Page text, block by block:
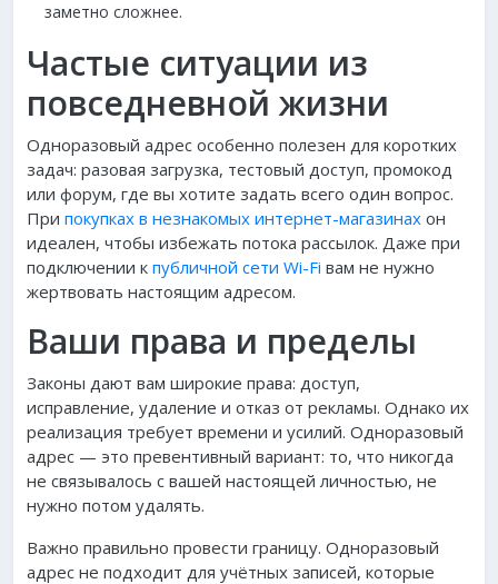
заметно сложнее.
Частые ситуации из
повседневной жизни
Одноразовый адрес особенно полезен для коротких
задач: разовая загрузка, тестовый доступ, промокод
или форум, где вы хотите задать всего один вопрос.
При покупках в незнакомых интернет-магазинах он
идеален, чтобы избежать потока рассылок. Даже при
подключении к публичной сети Wi-Fi вам не нужно
жертвовать настоящим адресом.
Ваши права и пределы
Законы дают вам широкие права: доступ,
исправление, удаление и отказ от рекламы. Однако их
реализация требует времени и усилий. Одноразовый
адрес — это превентивный вариант: то, что никогда
не связывалось с вашей настоящей личностью, не
нужно потом удалять.
Важно правильно провести границу. Одноразовый
адрес не подходит для учётных записей, которые